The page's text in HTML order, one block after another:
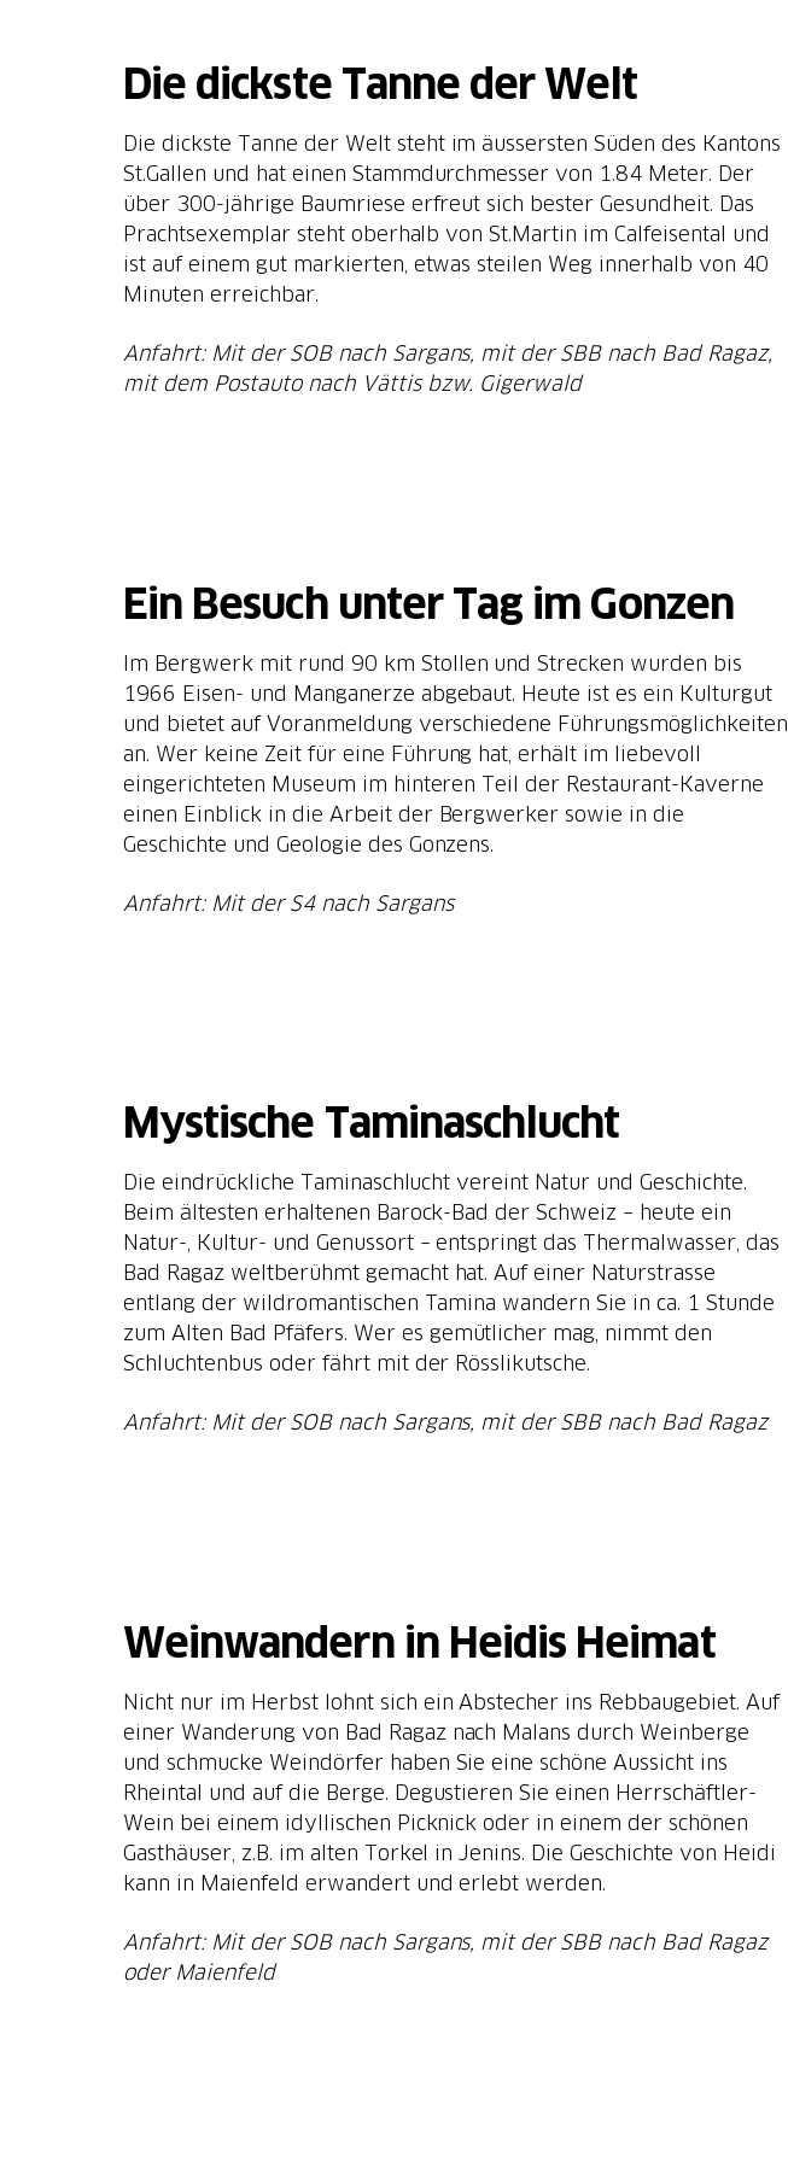
Die dickste Tanne der Welt
Die dickste Tanne der Welt steht im äussersten Süden des Kantons
St.Gallen und hat einen Stammdurchmesser von 1.84 Meter. Der
über 300-jährige Baumriese erfreut sich bester Gesundheit. Das
Prachtsexemplar steht oberhalb von St.Martin im Calfeisental und
ist auf einem gut markierten, etwas steilen Weg innerhalb von 40
Minuten erreichbar.
Anfahrt: Mit der SOB nach Sargans, mit der SBB nach Bad Ragaz,
mit dem Postauto nach Vättis bzw. Gigerwald
Ein Besuch unter Tag im Gonzen
Im Bergwerk mit rund 90 km Stollen und Strecken wurden bis
1966 Eisen- und Manganerze abgebaut. Heute ist es ein Kulturgut
und bietet auf Voranmeldung verschiedene Führungsmöglichkeiten
an. Wer keine Zeit für eine Führung hat, erhält im liebevoll
eingerichteten Museum im hinteren Teil der Restaurant-Kaverne
einen Einblick in die Arbeit der Bergwerker sowie in die
Geschichte und Geologie des Gonzens.
Anfahrt: Mit der S4 nach Sargans
Mystische Taminaschlucht
Die eindrückliche Taminaschlucht vereint Natur und Geschichte.
Beim ältesten erhaltenen Barock-Bad der Schweiz – heute ein
Natur-, Kultur- und Genussort – entspringt das Thermalwasser, das
Bad Ragaz weltberühmt gemacht hat. Auf einer Naturstrasse
entlang der wildromantischen Tamina wandern Sie in ca. 1 Stunde
zum Alten Bad Pfäfers. Wer es gemütlicher mag, nimmt den
Schluchtenbus oder fährt mit der Rösslikutsche.
Anfahrt: Mit der SOB nach Sargans, mit der SBB nach Bad Ragaz
Weinwandern in Heidis Heimat
Nicht nur im Herbst lohnt sich ein Abstecher ins Rebbaugebiet. Auf
einer Wanderung von Bad Ragaz nach Malans durch Weinberge
und schmucke Weindörfer haben Sie eine schöne Aussicht ins
Rheintal und auf die Berge. Degustieren Sie einen Herrschäftler-
Wein bei einem idyllischen Picknick oder in einem der schönen
Gasthäuser, z.B. im alten Torkel in Jenins. Die Geschichte von Heidi
kann in Maienfeld erwandert und erlebt werden.
Anfahrt: Mit der SOB nach Sargans, mit der SBB nach Bad Ragaz
oder Maienfeld